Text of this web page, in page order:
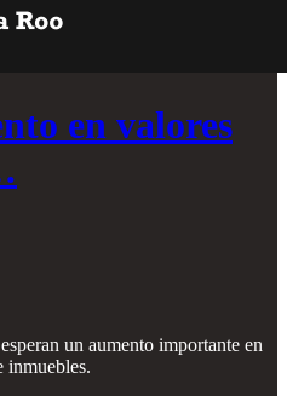
en valores
un aumento importante en
inmuebles.